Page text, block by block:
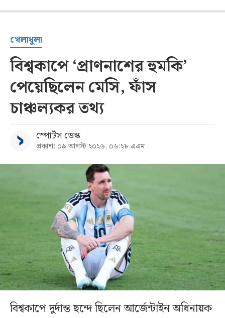
খেলাধুলা
বিশ্বকাপে ‘প্রাণনাশের হুমকি’
পেয়েছিলেন মেসি, ফাঁস
চাঞ্চল্যকর তথ্য
স্পোর্টস ডেস্ক
প্রকাশ: ০৯ আগস্ট ২০২৬, ০৬:২৮ এএম
বিশ্বকাপে দুর্দান্ত ছন্দে ছিলেন আর্জেন্টাইন অধিনায়ক